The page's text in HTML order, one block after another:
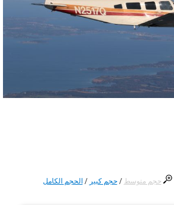
حجم متوسط /حجم كبير /الحجم الكامل